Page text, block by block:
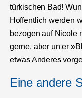
türkischen Bad!
Hoffentlich werden
bezogen auf Nicole
gerne, aber unter
etwas Anderes
Eine andere